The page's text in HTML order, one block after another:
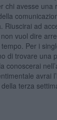
chi avesse
Riuscirai ad
vuol dire
Per i
di trovare una
conoscerai
avrai
terza